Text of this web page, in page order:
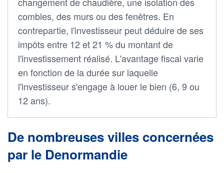
combles, des murs ou des fenêtres. En
contrepartie, l'investisseur peut déduire de ses
impôts entre 12 et 21 % du montant de
l'investissement réalisé. L'avantage fiscal varie
en fonction de la durée sur laquelle
l'investisseur s'engage à louer le bien (6, 9 ou
12 ans).
De nombreuses villes concernées
par le Denormandie